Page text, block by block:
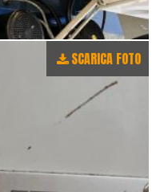
SCARICA FOTO